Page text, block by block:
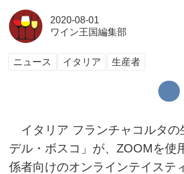
2020-08-01
ワイン王国編集部
ニュース イタリア 生産者
イタリア フランチャコルタの
デル・ボスコ」が、ZOOMを使
係者向けのオンラインテイステ